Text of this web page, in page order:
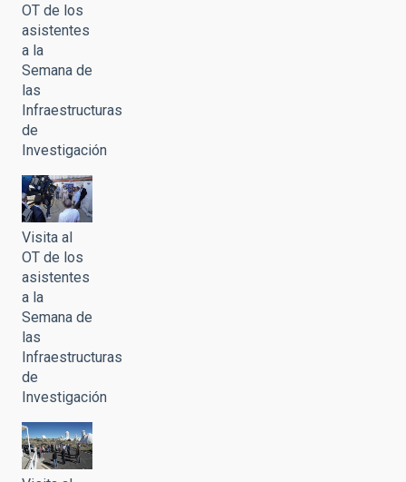
OT de los
asistentes
a la
Semana de
las
Infraestructuras
de
Investigación
Visita al
OT de los
asistentes
a la
Semana de
las
Infraestructuras
de
Investigación